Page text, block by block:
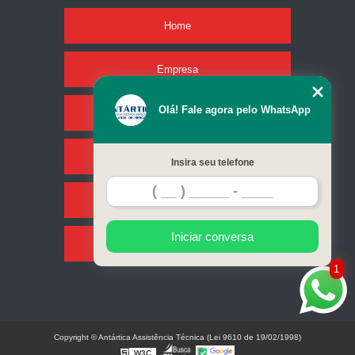
Home
Empresa
Missão
Serviços
Contato
Mapa do site
1
Olá! Fale agora pelo WhatsApp
Insira seu telefone
Iniciar conversa
Copyright © Antártica Assistência Técnica (Lei 9610 de 19/02/1998)